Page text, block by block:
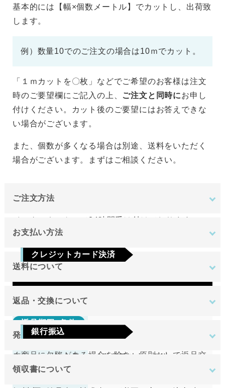
基本的には【幅×個数メートル】でカットし、出荷致
します。
例）数量10でのご注文の場合は10ｍでカット。
「１ｍカットを〇枚」などでご希望のお客様は注文
時のご要望欄にご記入の上、 ご注文と同時にお申し
付けください。カット後のご要望にはお答えできな
い場合がございます。
また、個数が多くなる場合は別途、送料をいただく
場合がございます。まずはご相談ください。
ご注文方法
インターネットにて24時間受け付けております。
日のみです。
お支払い方法
クレジットカード決済
Visa Mastercard JCB
AMEX
銀行振込
ご注文確定後7日以内に指定の口座へお振込みを
お願いいたします。ご入金確認後の商品手配と
送料について
地域
東北
関東
近畿
返品・交換について
返品期限･条件
切り売り商品やメーカー取り寄せ商品の場合、著し
く商品に欠陥がある場合を除き、原則として返品交
換を受け付けておりません。
発送について
原則として注文日より2営業日以内に発送いたしま
す。
領収書について